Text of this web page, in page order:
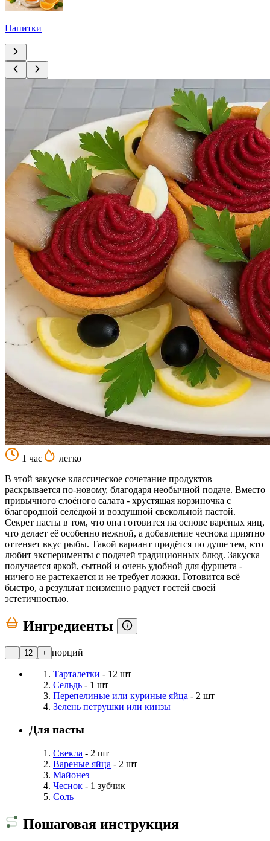
Напитки
1 час
легко
В этой закуске классическое сочетание продуктов
раскрывается по-новому, благодаря необычной подаче. Вместо
привычного слоёного салата - хрустящая корзиночка с
благородной селёдкой и воздушной свекольной пастой.
Секрет пасты в том, что она готовится на основе варёных яиц,
что делает её особенно нежной, а добавление чеснока приятно
оттеняет вкус рыбы. Такой вариант придётся по душе тем, кто
любит эксперименты с подачей традиционных блюд. Закуска
получается яркой, сытной и очень удобной для фуршета -
ничего не растекается и не требует ложки. Готовится всё
быстро, а результат неизменно радует гостей своей
эстетичностью.
Ингредиенты
− 12 + порций
Тарталетки - 12 шт
Сельдь - 1 шт
Перепелиные или куриные яйца - 2 шт
Зелень петрушки или кинзы
Для пасты
Свекла - 2 шт
Вареные яйца - 2 шт
Майонез
Чеснок - 1 зубчик
Соль
Пошаговая инструкция